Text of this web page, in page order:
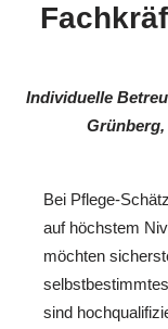
Individuelle
Bei Pflege-
auf höchstem
möchten
sind